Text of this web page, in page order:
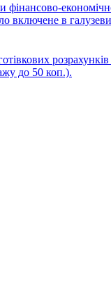
фінансово-
в
до 50 коп.).